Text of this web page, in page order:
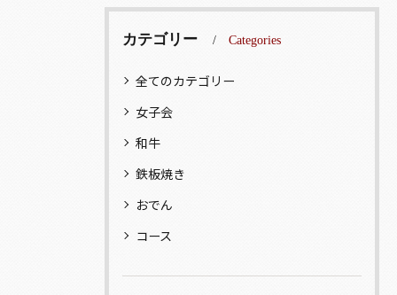
カテゴリー Categories
全てのカテゴリー
女子会
和牛
鉄板焼き
おでん
コース